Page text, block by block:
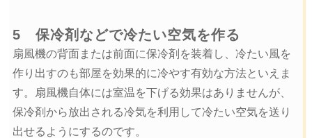
5 保冷剤などで冷たい空気を作る
扇風機の背面または前面に保冷剤を装着し、冷たい風を
作り出すのも部屋を効果的に冷やす有効な方法といえま
す。扇風機自体には室温を下げる効果はありませんが、
保冷剤から放出される冷気を利用して冷たい空気を送り
出せるようにするのです。